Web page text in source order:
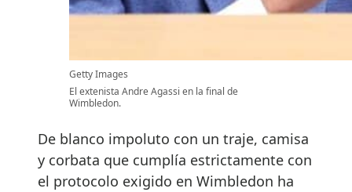
Getty Images
El extenista Andre Agassi en la final de
Wimbledon.
De blanco impoluto con un traje, camisa
y corbata que cumplía estrictamente con
el protocolo exigido en Wimbledon ha